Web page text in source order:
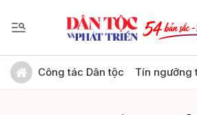
Công tác Dân tộc Tín ngưỡng
Gửi bình luận